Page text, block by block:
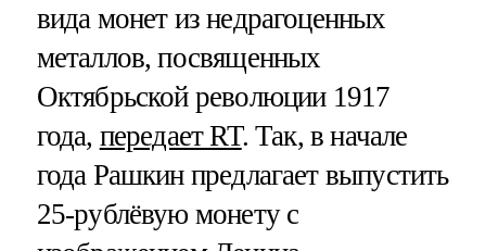
вида монет из недрагоценных
металлов, посвященных
Октябрьской революции 1917
года, передает RT. Так, в начале
года Рашкин предлагает выпустить
25-рублёвую монету с